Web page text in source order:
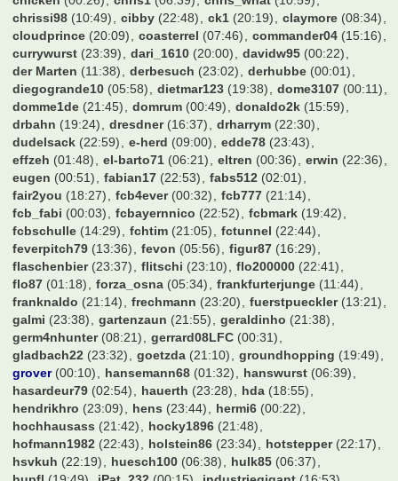
(23:34) WerderYoda (23:22) Werderstrand
Wiedervorlagedatum
(20:52) Winfried
(15:22)
Wingman
(23:33) Wolfman27 (06:07) Wombel31
(06:19)
Wretched
(23:57) XYZ999 (06:38) Zaze
(00:56) Zeroberto (04:21) Zeuge_Yeboahs
(08:13)
Zirni
(19:35) Zitronen(00:19) Zoexdzn (21:45)
(21:27)
(22:33) alexo (20:37) alfonso123
(21:21)
(10:37) (23:14) alonso-mosley
(21:46)
amoroso1001
(20:29) andre2206 (12:38) arno73(05:50)
aronymus
(22:08) (22:53) axwell(23:00)
bahrlotelli93
(21:24) bamberger11 (21:48) baracuda
bartman99999
(23:12) bashman (21:58)
bayern süden
(20:36) bayern2001 (22:01) bazihugo
(22:44)
(00:13) benemil (23:39) benjo_fcb (13:00)
bensin
(23:59) bert (12:40) betze_devil
(13:28)
(06:34) blomblom (00:24) bodo-rudwaleit
(00:30)
borusse1909 (05:46) borussengunner
(23:58)
(00:20) (21:20) buddybs
(12:42)
buffy0407
(16:30) bumbum70 (20:04) burki89(22:56)
bvbmg11
(21:24) carovigno1 cello1971
chicken
(00:26) chris1 (06:39) chris_what
(10:59)
chrissi98
(10:49) (22:48) (20:19) claymore
(08:34)
(20:09) coasterrel (07:46) commander04
(23:39) dari_1610 (20:00) davidw95 (00:22)
(11:38) derbesuch (23:02) derhubbe
diegogrande10 (05:58) dietmar123 (19:38) dome3107(00:11)
domme1de
(21:45) domrum(00:49) donaldo2k
(15:59)